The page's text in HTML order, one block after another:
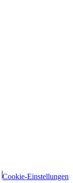
Cookie-Einstellungen